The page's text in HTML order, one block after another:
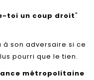
toi un coup droit"
son adversaire si ce
pourri que le tien.
métropolitaine